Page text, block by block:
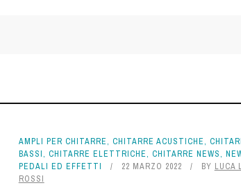
AMPLI PER CHITARRE, CHITARRE ACUSTICHE,
BASSI, CHITARRE ELETTRICHE, CHITARRE NEWS,
PEDALI ED EFFETTI
22 MARZO 2022 BY LUCA
ROSSI